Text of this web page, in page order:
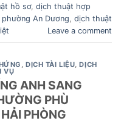
hồ sơ, dịch thuật hợp
An Dương, dịch thuật
Leave a comment
, DỊCH TÀI LIỆU,DỊCH
VỤ
ANH SANG
PHÙ
PHÒNG